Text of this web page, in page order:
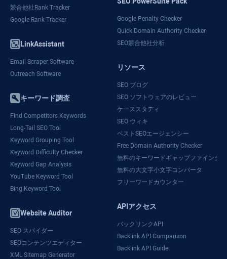
競合他社Rank Tracker
Google Rank Tracker
LinkAssistant
Email Scraper Software
Outreach Software
キーワード調査
Find Competitors Keywords
Long-Tail SEO Tool
Keyword Grouping Tool
Keyword Difficulty Checker
Keyword Gap Analysis
YouTube Keyword Tool
Bing Keyword Tool
Website Auditor
SEO スパイダー
SEOコンテンツエディター
XML Sitemap Generator
Google Penalty Checker
Quick Domain Authority Checker
SEO競合他社分析
リソース
SEO ブログ
SEO ソフトウェアのレビュー
ケーススタディ
SEO ウィキ
ベストSEOエージェンシー
Free Domain Authority Checker
無料のキーワードギャップファインダー
無料の大文字小文字コンバータ
フリーワードカウンター
APIアクセス
バックリンクAPI
Backlink API Comparison
Backlink API Guide